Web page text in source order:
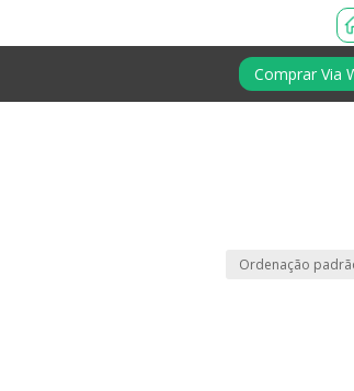
Comprar Via